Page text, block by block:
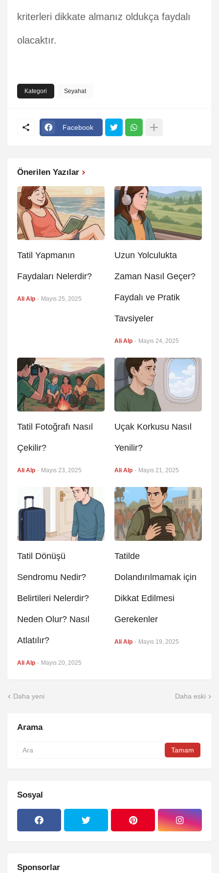
kriterleri dikkate almanız oldukça faydalı
olacaktır.
Kategori Seyahat
Facebook
Önerilen Yazılar
Tatil Yapmanın
Faydaları Nelerdir?
Ali Alp - Mayıs 25, 2025
Uzun Yolculukta
Zaman Nasıl Geçer?
Faydalı ve Pratik
Tavsiyeler
Ali Alp - Mayıs 24, 2025
Tatil Fotoğrafı Nasıl
Çekilir?
Ali Alp - Mayıs 23, 2025
Uçak Korkusu Nasıl
Yenilir?
Ali Alp - Mayıs 21, 2025
Tatil Dönüşü
Sendromu Nedir?
Belirtileri Nelerdir?
Neden Olur? Nasıl
Atlatılır?
Ali Alp - Mayıs 20, 2025
Tatilde
Dolandırılmamak için
Dikkat Edilmesi
Gerekenler
Ali Alp - Mayıs 19, 2025
Daha yeni Daha eski
Arama
Sosyal
Sponsorlar